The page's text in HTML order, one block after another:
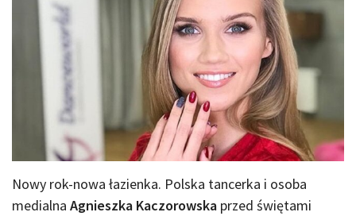
Nowy rok-nowa łazienka. Polska tancerka i osoba
medialna Agnieszka Kaczorowska przed świętami